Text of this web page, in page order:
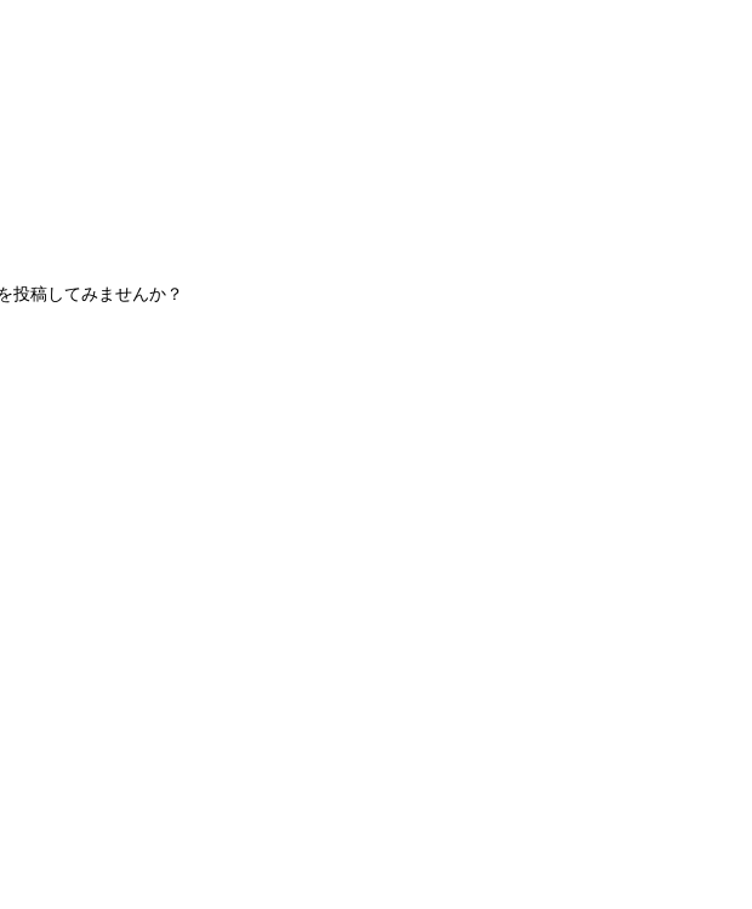
投稿してみませんか？